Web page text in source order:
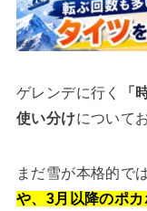
ゲレンデに行く
「
使い分けについて
まだ雪が本格的で
や、3月以降のポ